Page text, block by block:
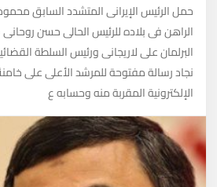
حمل الرئيس الإيرانى المتشدد السابق
الراهن فى بلاده للرئيس الحالى حسن
البرلمان على لاريجانى ورئيس السلطة
نجاد رسالة مفتوحة للمرشد الأعلى على
الإلكترونية المقربة منه وحسابه ع